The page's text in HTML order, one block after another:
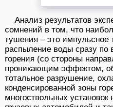
Анализ результатов
сомнений в том, что
тушения – это импульсное
распыление воды сразу по
горения (со стороны
проникающим эффектом,
тотальное разрушение,
конденсированной зоны
многоствольных